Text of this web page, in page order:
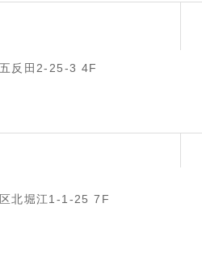
反田2-25-3 4F
北堀江1-1-25 7F